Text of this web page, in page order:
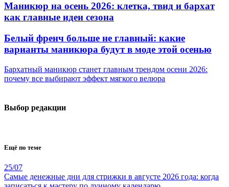
Маникюр на осень 2026: клетка, твид и бархат
как главные идеи сезона
Белый френч больше не главный: какие
варианты маникюра будут в моде этой осенью
Бархатный маникюр станет главным трендом осени 2026:
почему все выбирают эффект мягкого велюра
Выбор редакции
Ещё по теме
25/07
Самые денежные дни для стрижки в августе 2026 года: когда